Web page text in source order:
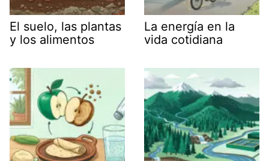
El suelo, las plantas
y los alimentos
La energía en la
vida cotidiana